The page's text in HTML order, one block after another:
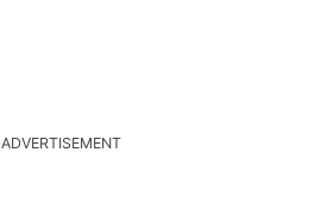
ADVERTISEMENT